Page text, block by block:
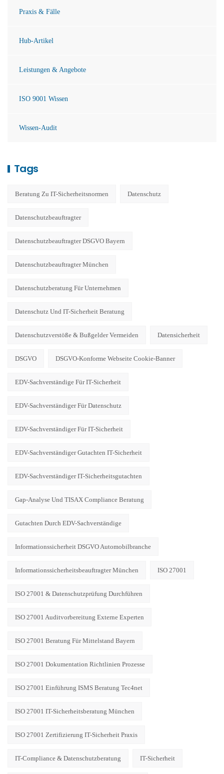
Praxis & Fälle
Hub-Artikel
Leistungen & Angebote
ISO 9001 Wissen
Wissen-Audit
Tags
Beratung Zu IT-Sicherheitsnormen Datenschutz
Datenschutzbeauftragter
Datenschutzbeauftragter DSGVO Bayern
Datenschutzbeauftragter München
Datenschutzberatung Für Unternehmen
Datenschutz Und IT-Sicherheit Beratung
Datenschutzverstöße & Bußgelder Vermeiden Datensicherheit
DSGVO DSGVO-Konforme Webseite Cookie-Banner
EDV-Sachverständige Für IT-Sicherheit
EDV-Sachverständiger Für Datenschutz
EDV-Sachverständiger Für IT-Sicherheit
EDV-Sachverständiger Gutachten IT-Sicherheit
EDV-Sachverständiger IT-Sicherheitsgutachten
Gap-Analyse Und TISAX Compliance Beratung
Gutachten Durch EDV-Sachverständige
Informationssicherheit DSGVO Automobilbranche
Informationssicherheitsbeauftragter München ISO 27001
ISO 27001 & Datenschutzprüfung Durchführen
ISO 27001 Auditvorbereitung Externe Experten
ISO 27001 Beratung Für Mittelstand Bayern
ISO 27001 Dokumentation Richtlinien Prozesse
ISO 27001 Einführung ISMS Beratung Tec4net
ISO 27001 IT-Sicherheitsberatung München
ISO 27001 Zertifizierung IT-Sicherheit Praxis
IT-Compliance & Datenschutzberatung IT-Sicherheit